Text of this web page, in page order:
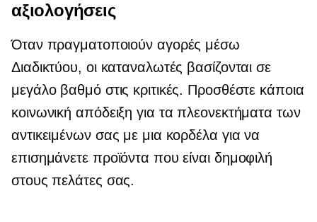
αξιολογήσεις
Όταν πραγματοποιούν αγορές μέσω
Διαδικτύου, οι καταναλωτές βασίζονται σε
μεγάλο βαθμό στις κριτικές. Προσθέστε κάποια
κοινωνική απόδειξη για τα πλεονεκτήματα των
αντικειμένων σας με μια κορδέλα για να
επισημάνετε προϊόντα που είναι δημοφιλή
στους πελάτες σας.